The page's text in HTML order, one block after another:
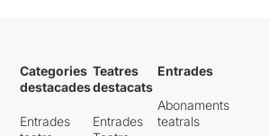
Categories
destacades
Entrades
Teatres
destacats
Entrades
Entrades
Abonaments
teatrals